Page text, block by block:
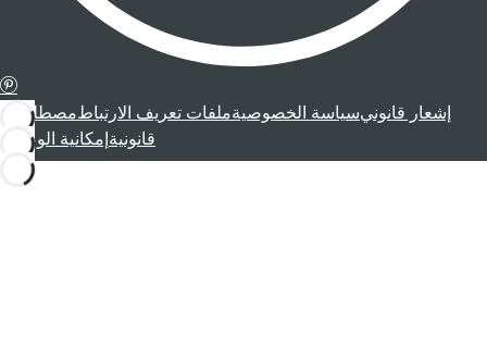
إشعار قانونيسياسة الخصوصيةملفات تعريف الارتباطمصطلحات
قانونية إمكانية الوصول